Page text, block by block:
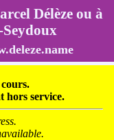
Délèze ou à
hors service.